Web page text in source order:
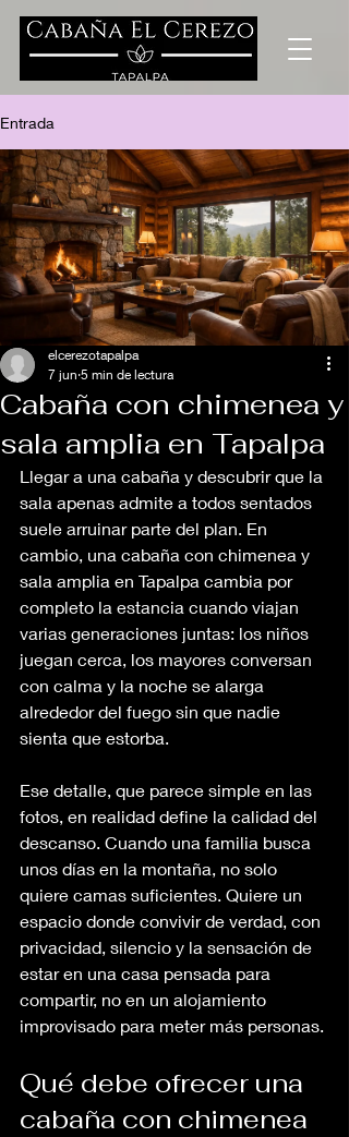
Entrada
Cabaña con chimenea y
sala amplia en Tapalpa
elcerezotapalpa
7 jun 5 min de lectura
Llegar a una cabaña y descubrir que la
sala apenas admite a todos sentados
suele arruinar parte del plan. En
cambio, una cabaña con chimenea y
sala amplia en Tapalpa cambia por
completo la estancia cuando viajan
varias generaciones juntas: los niños
juegan cerca, los mayores conversan
con calma y la noche se alarga
alrededor del fuego sin que nadie
sienta que estorba.
Ese detalle, que parece simple en las
fotos, en realidad define la calidad del
descanso. Cuando una familia busca
unos días en la montaña, no solo
quiere camas suficientes. Quiere un
espacio donde convivir de verdad, con
privacidad, silencio y la sensación de
estar en una casa pensada para
compartir, no en un alojamiento
improvisado para meter más personas.
Qué debe ofrecer una
cabaña con chimenea